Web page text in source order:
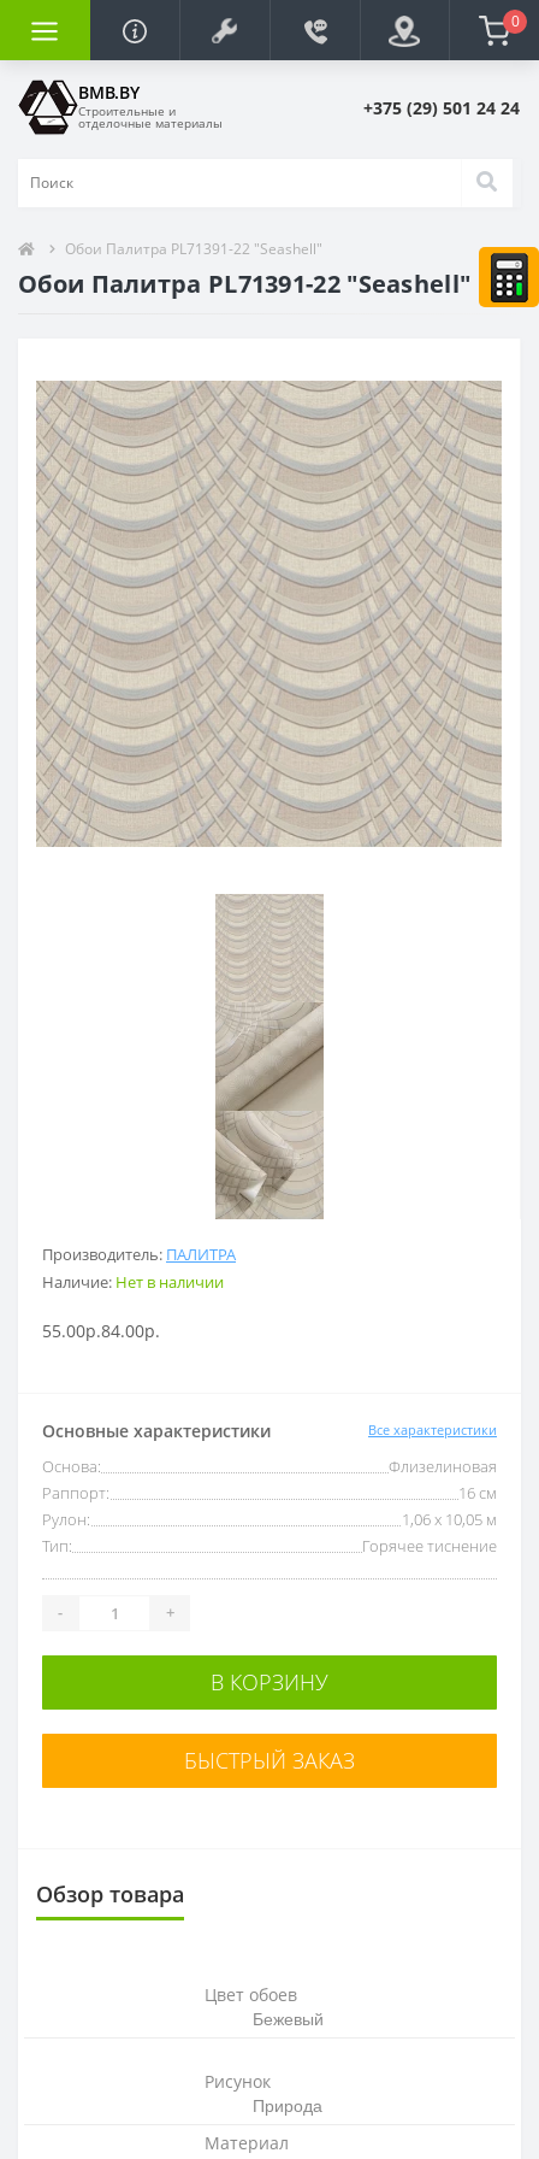
0
BMB.BY
Строительные и
отделочные материалы
+375 (29) 501 24 24
Обои Палитра PL71391-22 "Seashell"
Обои Палитра PL71391-22 "Seashell"
Производитель: ПАЛИТРА
Наличие: Нет в наличии
55.00р.84.00р.
Основные характеристики Все характеристики
Основа:
Флизелиновая
Раппорт:
16 см
Рулон:
1,06 x 10,05 м
Тип:
Горячее тиснение
- +
В КОРЗИНУ
БЫСТРЫЙ ЗАКАЗ
Обзор товара
Цвет обоев
Бежевый
Рисунок
Природа
Материал